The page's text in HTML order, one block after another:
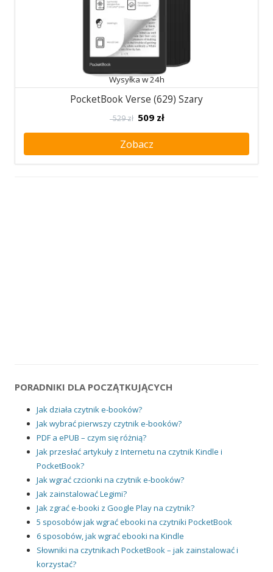
Wysyłka w 24h
PocketBook Verse (629) Szary
529 zł 509 zł
Zobacz
PORADNIKI DLA POCZĄTKUJĄCYCH
Jak działa czytnik e-booków?
Jak wybrać pierwszy czytnik e-booków?
PDF a ePUB – czym się różnią?
Jak przesłać artykuły z Internetu na czytnik Kindle i
PocketBook?
Jak wgrać czcionki na czytnik e-booków?
Jak zainstalować Legimi?
Jak zgrać e-booki z Google Play na czytnik?
5 sposobów jak wgrać ebooki na czytniki PocketBook
6 sposobów, jak wgrać ebooki na Kindle
Słowniki na czytnikach PocketBook – jak zainstalować i
korzystać?